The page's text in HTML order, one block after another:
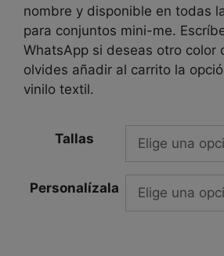
hasta
37,00 €
nombre y disponible en todas
para conjuntos mini-me.
WhatsApp si deseas otro color
olvides añadir al carrito la
vinilo textil.
Tallas
Personalízala